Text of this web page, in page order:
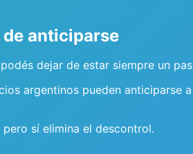
anticiparse
dejar de estar siempre un
argentinos pueden
sí elimina el descontrol.